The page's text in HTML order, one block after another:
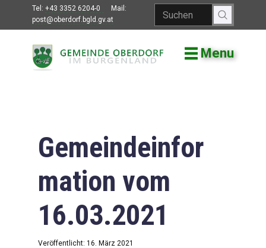
Tel: +43 3352 6204-0
Mail:
post@oberdorf.bgld.gv.at
Menu
Willkommen
Gemeindeamt
Gemeinderat
Bildung
Vereine
Gemeindeinfor
mation vom
16.03.2021
Veröffentlicht: 16. März 2021